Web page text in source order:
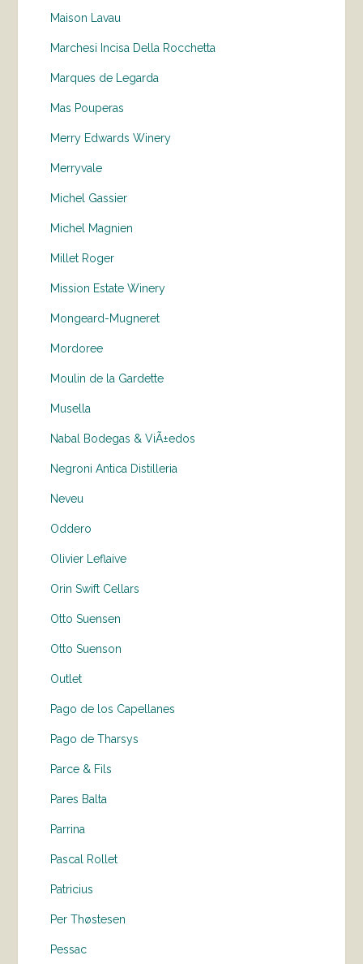
Maison Lavau
Marchesi Incisa Della Rocchetta
Marques de Legarda
Mas Pouperas
Merry Edwards Winery
Merryvale
Michel Gassier
Michel Magnien
Millet Roger
Mission Estate Winery
Mongeard-Mugneret
Mordoree
Moulin de la Gardette
Musella
Nabal Bodegas & ViÃ±edos
Negroni Antica Distilleria
Neveu
Oddero
Olivier Leflaive
Orin Swift Cellars
Otto Suensen
Otto Suenson
Outlet
Pago de los Capellanes
Pago de Tharsys
Parce & Fils
Pares Balta
Parrina
Pascal Rollet
Patricius
Per Thøstesen
Pessac